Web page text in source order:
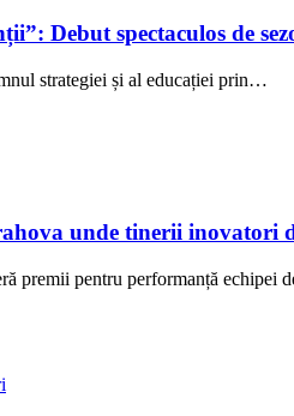
Debut spectaculos de
strategiei și al educației prin…
unde tinerii inovatori
premii pentru performanță echipei